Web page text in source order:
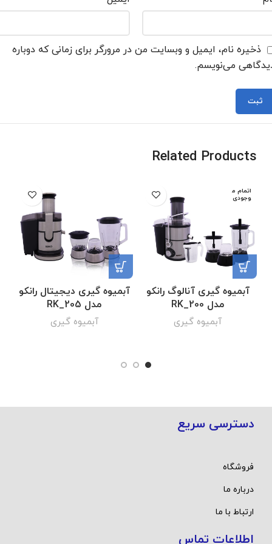
ذخیره نام، ایمیل و وبسایت من در مرورگر برای زمانی که دوباره
می‌نویسم.
Related Products
اتمام م
وجودی
آبمیوه گیری آنالوگ رانکو
مدل RK_200
آبمیوه گیری
آبمیوه گیری دیجیتال رانکو
مدل RK_205
آبمیوه گیری
دسترسی سریع
فروشگاه
درباره ما
ارتباط با ما
اطلاعات تماس